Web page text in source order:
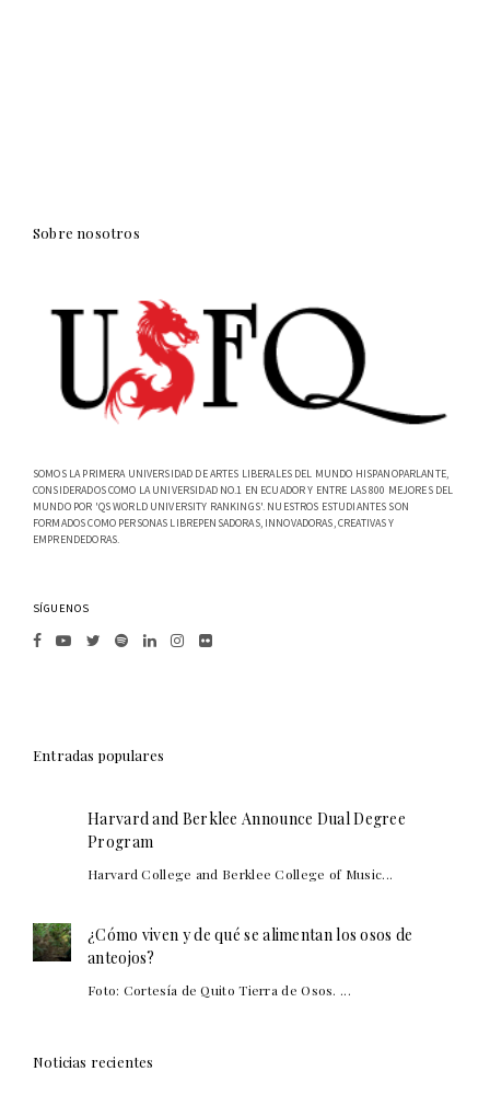
Sobre nosotros
SOMOS LA PRIMERA UNIVERSIDAD DE ARTES LIBERALES DEL MUNDO HISPANOPARLANTE,
CONSIDERADOS COMO LA UNIVERSIDAD NO.1 EN ECUADOR Y ENTRE LAS 800 MEJORES DEL
MUNDO POR 'QS WORLD UNIVERSITY RANKINGS'. NUESTROS ESTUDIANTES SON
FORMADOS COMO PERSONAS LIBREPENSADORAS, INNOVADORAS, CREATIVAS Y
EMPRENDEDORAS.
SÍGUENOS
Entradas populares
Harvard and Berklee Announce Dual Degree
Program
Harvard College and Berklee College of Music...
¿Cómo viven y de qué se alimentan los osos de
anteojos?
Foto: Cortesía de Quito Tierra de Osos. ...
Noticias recientes